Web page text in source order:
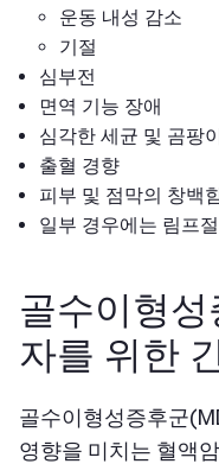
운동 내성 감소
기절
심부전
면역 기능 장애
심각한 세균 및 곰팡
출혈 경향
피부 및 점막의 창백
일부 경우에는 림프
골수이형
자를 위한
골수이형성증후군
영향을 미치는 혈액